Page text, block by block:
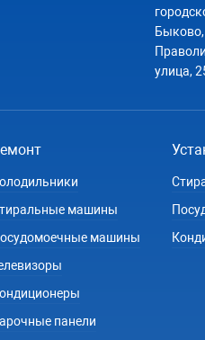
Быково,
улица,
машины
машины
панели